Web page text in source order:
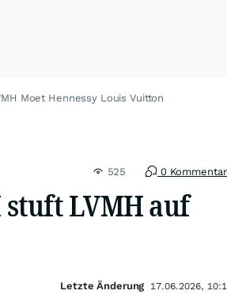
Moet Hennessy Louis Vuitton
525 0
stuft LVMH auf
Letzte Änderung 17.06.2026,